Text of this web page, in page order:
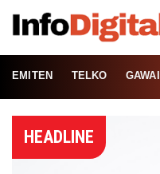
EMITEN TELKO GAWAI
HEADLINE